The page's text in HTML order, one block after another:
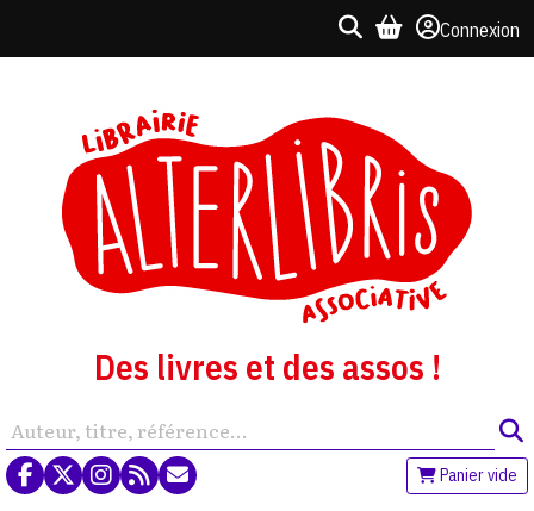
Connexion
Des livres et des assos !
Panier vide